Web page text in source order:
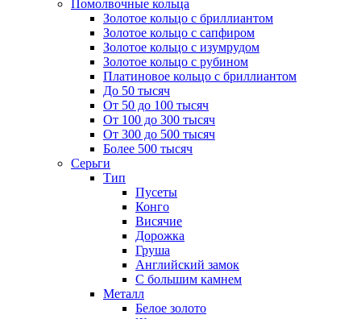
Помолвочные кольца
Золотое кольцо с бриллиантом
Золотое кольцо с сапфиром
Золотое кольцо с изумрудом
Золотое кольцо с рубином
Платиновое кольцо с бриллиантом
До 50 тысяч
От 50 до 100 тысяч
От 100 до 300 тысяч
От 300 до 500 тысяч
Более 500 тысяч
Серьги
Тип
Пусеты
Конго
Висячие
Дорожка
Груша
Английский замок
С большим камнем
Металл
Белое золото